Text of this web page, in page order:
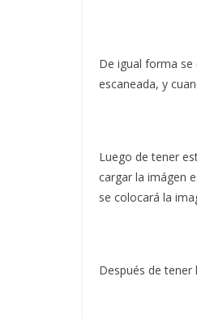
De igual forma se
escaneada, y
Luego de tener
cargar la imágen
se colocará la
Después de tener